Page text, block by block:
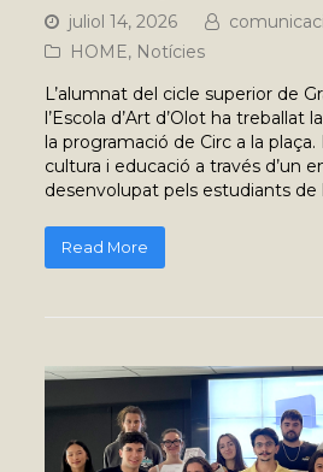
juliol 14, 2026
HOME, Notícies
L’alumnat del cicle superior de
l’Escola d’Art d’Olot ha treballat
la programació de Circ a la
cultura i educació a través d’un
desenvolupat pels estudiants de
Read More